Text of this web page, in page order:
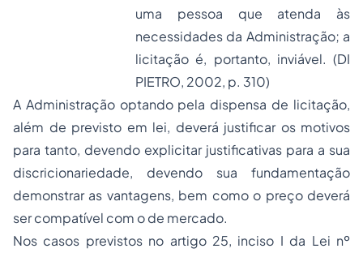
uma pessoa que atenda às
necessidades da Administração; a
licitação é, portanto, inviável. (DI
PIETRO, 2002, p. 310)
A Administração optando pela dispensa de licitação,
além de previsto em lei, deverá justificar os motivos
para tanto, devendo explicitar justificativas para a sua
discricionariedade, devendo sua fundamentação
demonstrar as vantagens, bem como o preço deverá
ser compatível com o de mercado.
Nos casos previstos no artigo 25, inciso I da Lei nº